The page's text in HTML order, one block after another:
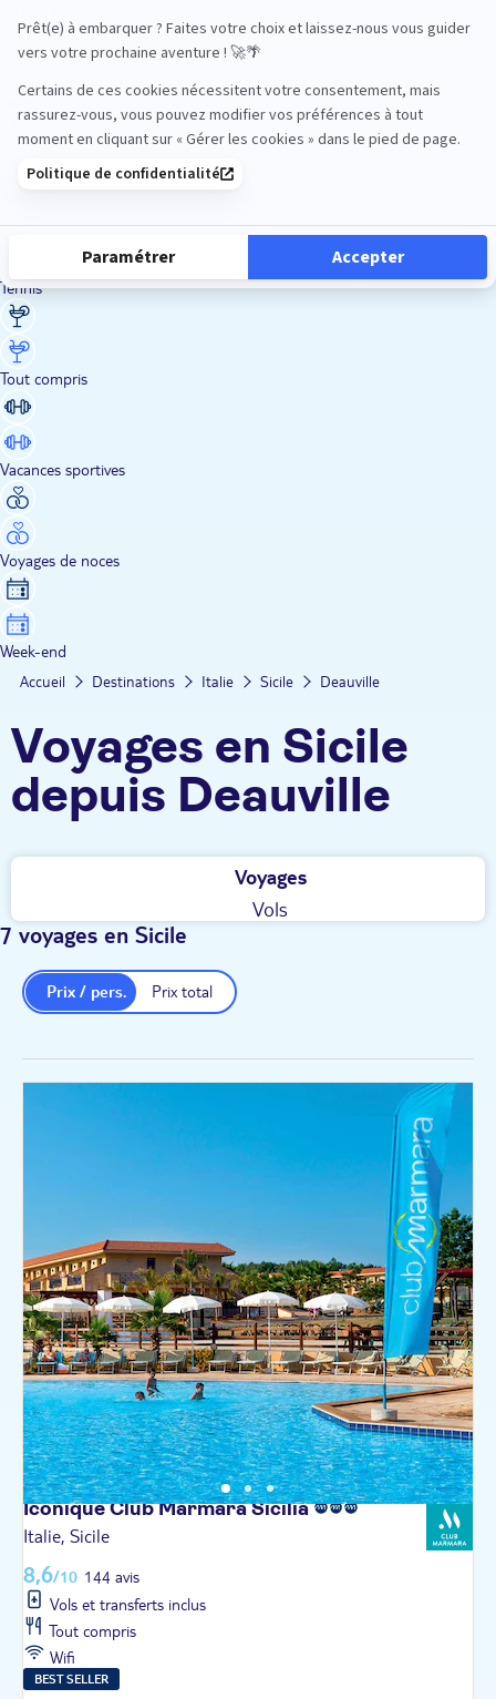
Safari
Tennis
Tout compris
Vacances sportives
Voyages de noces
Week-end
Accueil Destinations Italie Sicile Deauville
Voyages en Sicile
depuis Deauville
Voyages
Vols
7 voyages en Sicile
Prix total
Prix / pers.
Iconique Club MarmaraSicilia
Italie, Sicile
8,6/10 144 avis
Vols et transferts inclus
Tout compris
Wifi
BEST SELLER